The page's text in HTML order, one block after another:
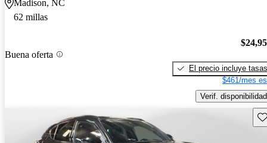
Madison, NC
62 millas
Buena oferta
El precio incluye tasas
$461/mes
Verif. disponibilidad